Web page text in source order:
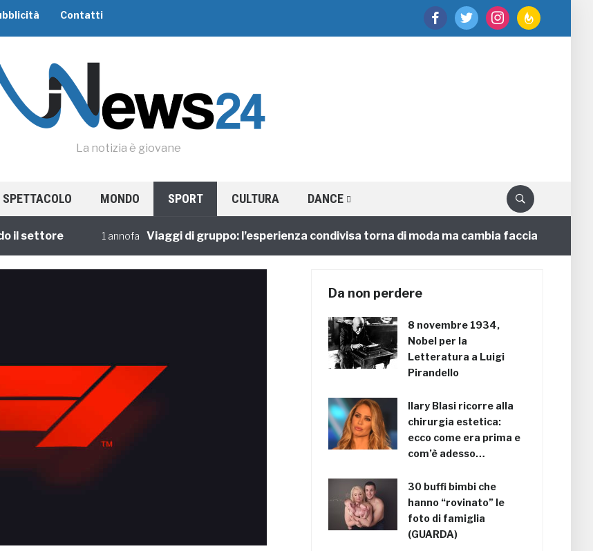
facebooktwitter instagramfeedburner
Contatti
La notizia è giovane
SPETTACOLO MONDO SPORT CULTURA DANCE
1 annofa Viaggi di gruppo: l’esperienza condivisa torna di moda ma cambia faccia
Da non perdere
8 novembre 1934,
Nobel per la
Letteratura a Luigi
Pirandello
Ilary Blasi ricorre alla
chirurgia estetica:
ecco come era prima e
com’è adesso…
30 buffi bimbi che
hanno “rovinato” le
foto di famiglia
(GUARDA)